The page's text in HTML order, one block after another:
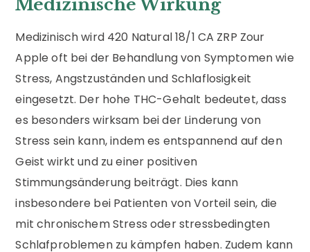
Medizinische Wirkung
Medizinisch wird 420 Natural 18/1 CA ZRP Zour
Apple oft bei der Behandlung von Symptomen wie
Stress, Angstzuständen und Schlaflosigkeit
eingesetzt. Der hohe THC-Gehalt bedeutet, dass
es besonders wirksam bei der Linderung von
Stress sein kann, indem es entspannend auf den
Geist wirkt und zu einer positiven
Stimmungsänderung beiträgt. Dies kann
insbesondere bei Patienten von Vorteil sein, die
mit chronischem Stress oder stressbedingten
Schlafproblemen zu kämpfen haben. Zudem kann